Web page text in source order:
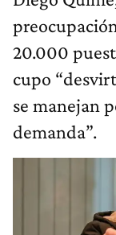
20.000
cupo
se manejan
demanda”.